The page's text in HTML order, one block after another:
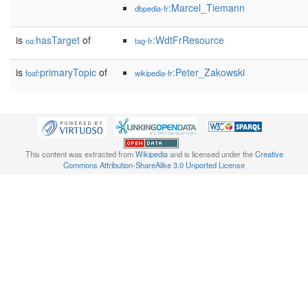
dbpedia-fr:Marcel_Tiemann
is oa:hasTarget of tag-fr:WdtFrResource
is foaf:primaryTopic of wikipedia-fr:Peter_Zakowski
This content was extracted fromWikipediaand is licensed under theCreative
Commons Attribution-ShareAlike 3.0 Unported License